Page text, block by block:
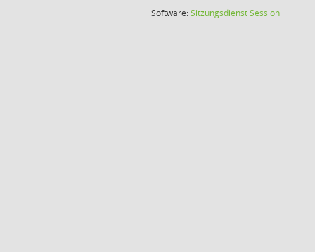
Software:SitzungsdienstSession(Wird in